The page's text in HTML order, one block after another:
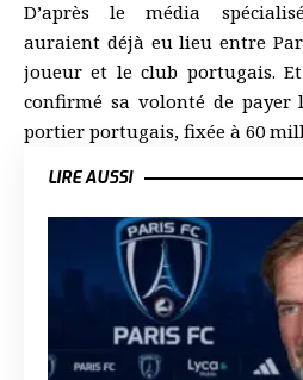
D’après le média
auraient déjà eu lieu entre
joueur et le club portugais.
confirmé sa volonté de payer
portier portugais, fixée à 60
LIRE AUSSI